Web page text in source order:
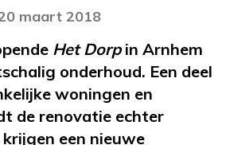
maart 2018
Het Dorpin Arnhem
onderhoud. Een deel
woningen en
de renovatie echter
een nieuwe